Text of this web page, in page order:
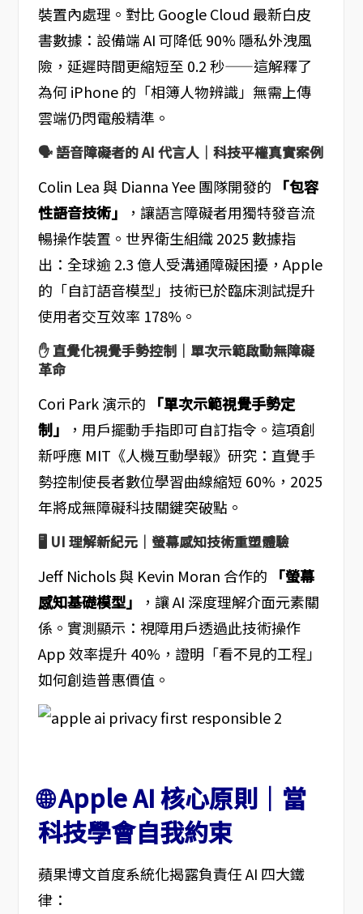
裝置內處理。對比 Google Cloud 最新白皮
書數據：設備端 AI 可降低 90% 隱私外洩風
險，延遲時間更縮短至 0.2 秒——這解釋了
為何 iPhone 的「相簿人物辨識」無需上傳
雲端仍閃電般精準。
🗣️ 語音障礙者的 AI 代言人｜科技平權真實案例
Colin Lea 與 Dianna Yee 團隊開發的
「包容
性語音技術」
，讓語言障礙者用獨特發音流
暢操作裝置。世界衛生組織 2025 數據指
出：全球逾 2.3 億人受溝通障礙困擾，Apple
的「自訂語音模型」技術已於臨床測試提升
使用者交互效率 178%。
✋ 直覺化視覺手勢控制｜單次示範啟動無障礙
革命
Cori Park 演示的
「單次示範視覺手勢定
制」
，用戶擺動手指即可自訂指令。這項創
新呼應 MIT《人機互動學報》研究：直覺手
勢控制使長者數位學習曲線縮短 60%，2025
年將成無障礙科技關鍵突破點。
🖥️ UI 理解新紀元｜螢幕感知技術重塑體驗
Jeff Nichols 與 Kevin Moran 合作的
「螢幕
感知基礎模型」
，讓 AI 深度理解介面元素關
係。實測顯示：視障用戶透過此技術操作
App 效率提升 40%，證明「看不見的工程」
如何創造普惠價值。
🌐 Apple AI 核心原則｜當
科技學會自我約束
蘋果博文首度系統化揭露負責任 AI 四大鐵
律：